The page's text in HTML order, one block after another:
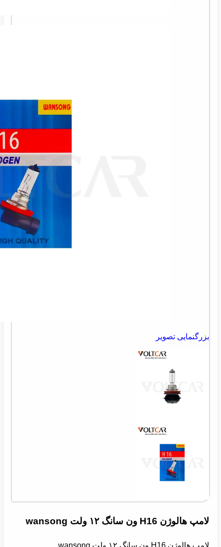
بزرگنمایی تصویر
لامپ هالوژن H16 ون سانگ ۱۲ ولت wansong
لامپ هالوژن H16 ون سانگ ۱۲ ولت wansong